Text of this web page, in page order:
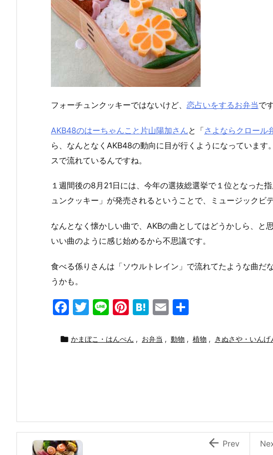
フォーチュンクッキーではないけど、 恋占いをするお弁当です
AKB48のはーちゃんこと片山陽加さんと「さよならクロール
ら、なんとなくAKB48の動向に目が行くようになっていま
スで流れているんですね。
１週間後の8月21日には、今年の選抜総選挙で１位となった
ュンクッキー」が発売されるということで、ミュージックビ
なんとなく懐かしい曲で、AKBの曲としてはどうかしら、と
いい曲のように感じ始めるから不思議です。
食べる係りさんは「ソウルトレイン」で流れてたような曲だ
うかも。
F
c
k
T
itt
Li
e
Pi
er
H
e
E
ai
 かまぼこ・はんぺん , お弁当 , 動物 , 植物 , きぬさや・いんげ
 Prev